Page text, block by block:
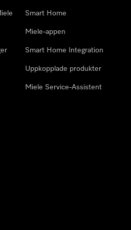
Smart Home
Miele-appen
Smart Home Integration
Uppkopplade produkter
Miele Service-Assistent